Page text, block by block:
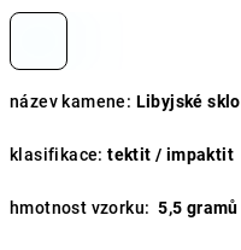
název kamene: Libyjské sklo
klasifikace: tektit / impaktit
hmotnost vzorku: 5,5 gramů